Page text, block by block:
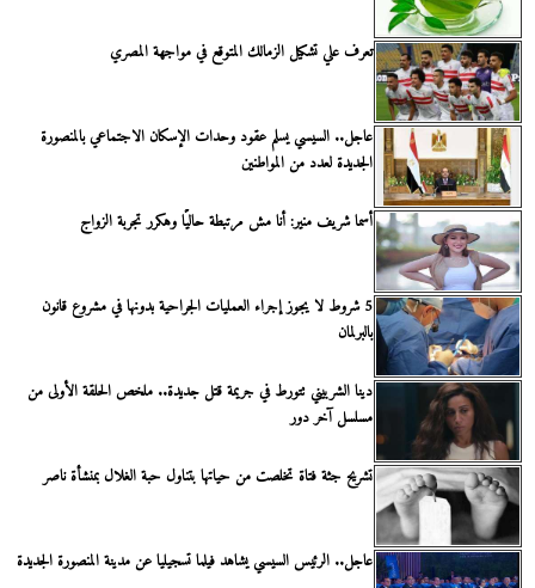
تعرف علي تشكيل الزمالك المتوقع في مواجهة المصري
عاجل.. السيسي يسلم عقود وحدات الإسكان الاجتماعي بالمنصورة
الجديدة لعدد من المواطنين
أسما شريف منير: أنا مش مرتبطة حاليًا وهكرر تجربة الزواج
5 شروط لا يجوز إجراء العمليات الجراحية بدونها في مشروع قانون
بالبرلمان
دينا الشربيني تتورط في جريمة قتل جديدة.. ملخص الحلقة الأولى من
مسلسل آخر دور
تشريح جثة فتاة تخلصت من حياتها بتناول حبة الغلال بمنشأة ناصر
عاجل.. الرئيس السيسي يشاهد فيلما تسجيليا عن مدينة المنصورة الجديدة